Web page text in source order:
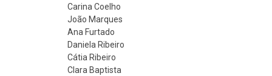
Carina Coelho
João Marques
Ana Furtado
Daniela Ribeiro
Cátia Ribeiro
Clara Baptista